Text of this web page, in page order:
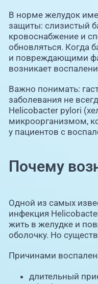
В норме желудок
защиты: слизистый
кровоснабжение и
обновляться. Когда
и повреждающими
возникает
Важно понимать:
заболевания не
Helicobacter pylori
микроорганизмом,
у пациентов с
Почему
Одной из самых
инфекция
жить в желудке и
оболочку. Но
Причинами
длительный